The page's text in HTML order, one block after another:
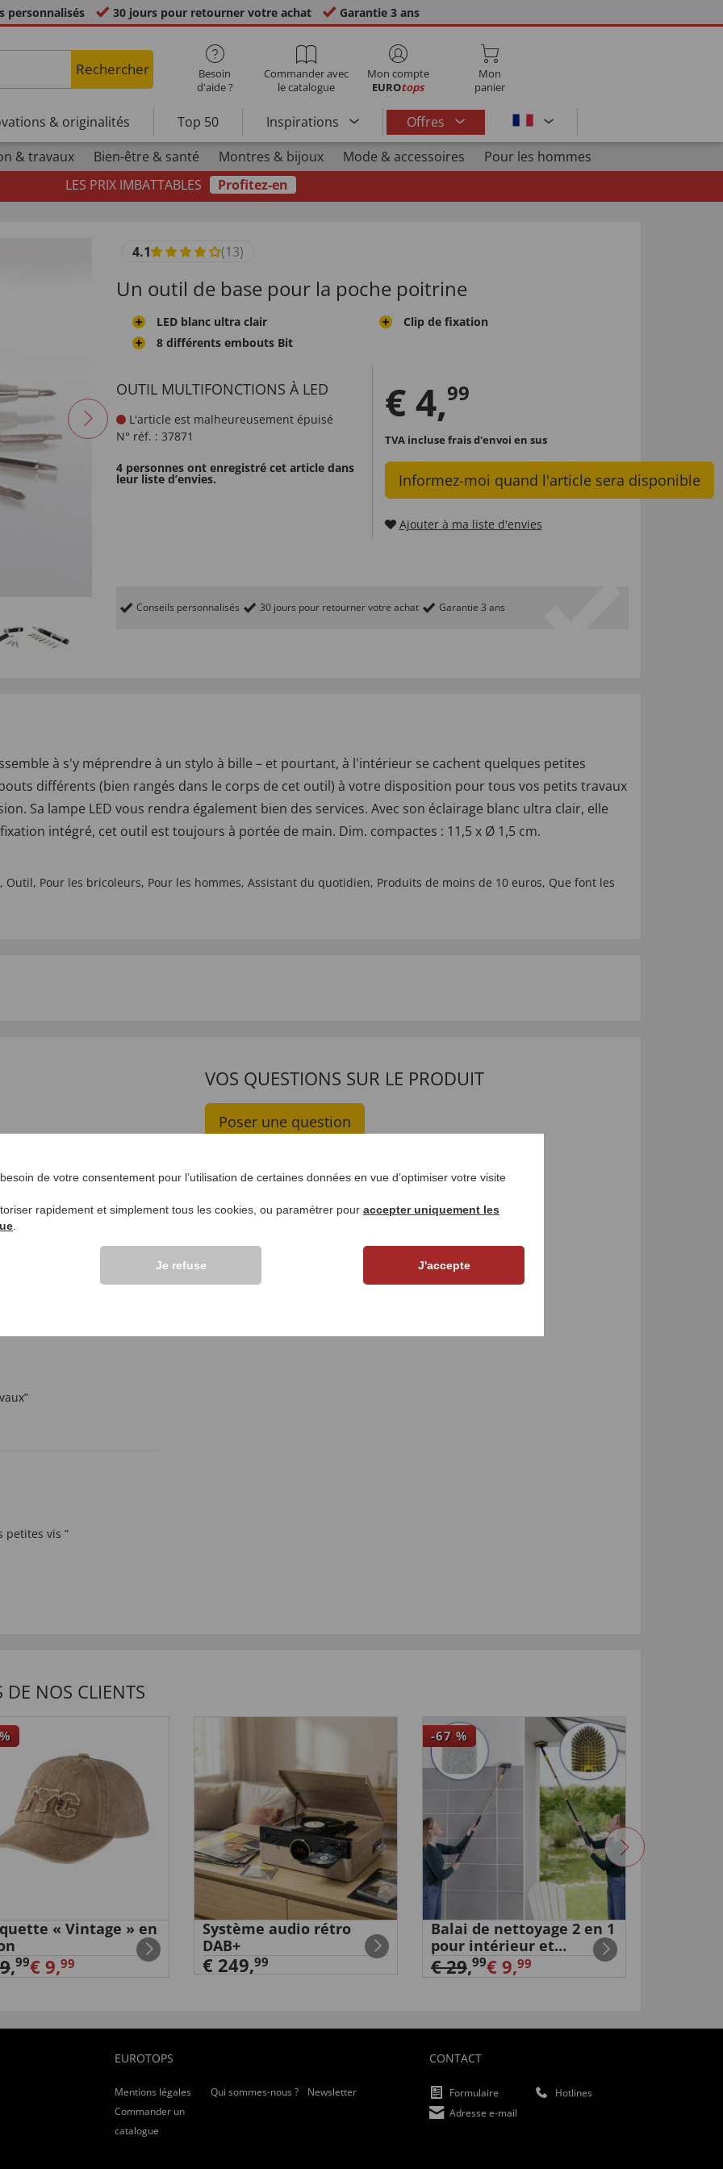
personnalisés 30 jours pour retourner votre achat Garantie 3 ans
Rechercher
Besoin
d'aide ?
Commander avec
le catalogue
Mon compte
EUROtops
Mon
panier
& originalités Top 50 Inspirations
Offres
& travaux Bien-être & santé Montres & bijoux Mode & accessoires
Pour les hommes
LES PRIX IMBATTABLES
Profitez-en
4.1 (13)
Un outil de base pour la poche poitrine
LED blanc ultra clair
8 différents embouts Bit
Clip de fixation
OUTIL MULTIFONCTIONS À LED
L'article est malheureusement épuisé
N° réf. : 37871
4 personnes ont enregistré cet article dans
leur liste d’envies.
€4,99
TVA incluse frais d'envoi en sus
Informez-moi quand l'article sera disponible
Ajouter à ma liste d'envies
Conseils personnalisés 30 jours pour retourner votre achat Garantie 3 ans
à s'y méprendre à un stylo à bille – et pourtant, à l'intérieur se cachent quelques petites
différents (bien rangés dans le corps de cet outil) à votre disposition pour tous vos petits travaux
Sa lampe LED vous rendra également bien des services. Avec son éclairage blanc ultra clair, elle
intégré, cet outil est toujours à portée de main. Dim. compactes : 11,5 x Ø 1,5 cm.
, Outil, Pour les bricoleurs, Pour les hommes, Assistant du quotidien, Produits de moins de 10 euros, Que font les
>>
petites vis ”
VOS QUESTIONS SUR LE PRODUIT
Poser une question
DE NOS CLIENTS
%
« Vintage » en
,99€ 9,99
Système audio rétro
DAB+
€ 249,99
-67 %
Balai de nettoyage 2 en 1
pour intérieur et
extérieur
€ 29,99€ 9,99
EUROTOPS
Mentions légales Qui sommes-nous ?
Newsletter
Commander un
catalogue
CONTACT
Formulaire
Hotlines
Adresse e-mail
de votre consentement pour l’utilisation de certaines données en vue d’optimiser votre visite
rapidement et simplement tous les cookies, ou paramétrer pour accepter uniquement les
Je refuse J'accepte